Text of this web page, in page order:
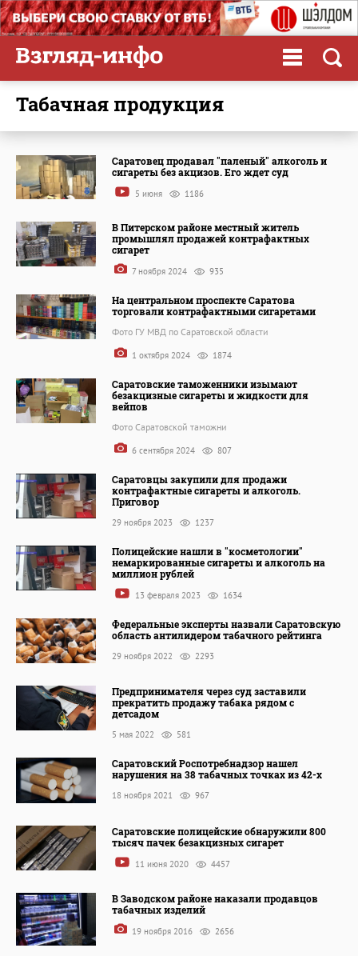
табачная продукция
Саратовец продавал "паленый" алкоголь и
сигареты без акцизов. Его ждет суд
5 июня 1186
В Питерском районе местный житель
промышлял продажей контрафактных
сигарет
7 ноября 2024 935
На центральном проспекте Саратова
торговали контрафактными сигаретами
Фото ГУ МВД по Саратовской области
1 октября 2024 1874
Саратовские таможенники изымают
безакцизные сигареты и жидкости для
вейпов
Фото Саратовской таможни
6 сентября 2024 807
Саратовцы закупили для продажи
контрафактные сигареты и алкоголь.
Приговор
29 ноября 2023 1237
Полицейские нашли в "косметологии"
немаркированные сигареты и алкоголь на
миллион рублей
13 февраля 2023 1634
Федеральные эксперты назвали Саратовскую
область антилидером табачного рейтинга
29 ноября 2022 2293
Предпринимателя через суд заставили
прекратить продажу табака рядом с
детсадом
5 мая 2022 581
Саратовский Роспотребнадзор нашел
нарушения на 38 табачных точках из 42-х
18 ноября 2021 967
Саратовские полицейские обнаружили 800
тысяч пачек безакцизных сигарет
11 июня 2020 4457
В Заводском районе наказали продавцов
табачных изделий
19 ноября 2016 2656